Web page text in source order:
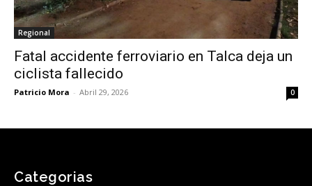
Regional
Fatal accidente ferroviario en Talca deja un
ciclista fallecido
Patricio Mora - Abril 29, 2026 0
Categorias